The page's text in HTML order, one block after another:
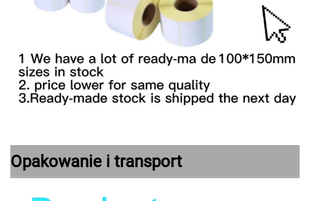
Opakowanie i transport